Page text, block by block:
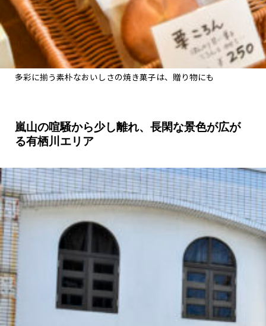
多彩に揃う素朴なおいしさの焼き菓子は、贈り物にも
嵐山の喧騒から少し離れ、長閑な景色が広が
る有栖川エリア